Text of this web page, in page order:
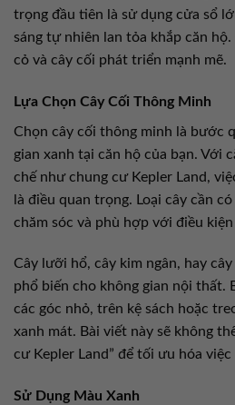
trọng đầu tiên là sử dụng cửa sổ
sáng tự nhiên lan tỏa khắp căn
cỏ và cây cối phát triển mạnh mẽ.
Lựa Chọn Cây Cối Thông Minh
Chọn cây cối thông minh là bước
gian xanh tại căn hộ của bạn. Với
chế như chung cư Kepler Land,
là điều quan trọng. Loại cây cần
chăm sóc và phù hợp với điều
Cây lưỡi hổ, cây kim ngân, hay
phổ biến cho không gian nội thất.
các góc nhỏ, trên kệ sách hoặc
xanh mát. Bài viết này sẽ không
cư Kepler Land” để tối ưu hóa
Sử Dụng Màu Xanh